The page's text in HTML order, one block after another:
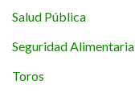
Salud Pública
Seguridad Alimentaria
Toros